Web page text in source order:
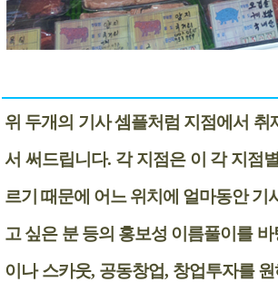
위 두개의 기사 셈플처럼 지점에서
서 써드립니다. 각 지점은 이 각 지점
르기 때문에 어느 위치에 얼마동안
고 싶은 분 등의 홍보성 이름풀이를
이나 스카웃, 공동창업, 창업투자를